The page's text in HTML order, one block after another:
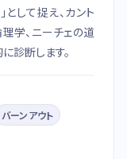
して捉え、カント
学、ニーチェの道
診断します。
バーンアウト